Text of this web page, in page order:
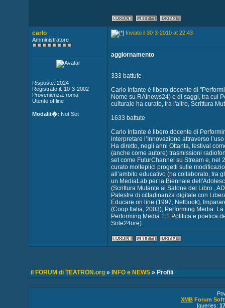
carlo
Amministratore
Risposte: 2024
Registrato il: 10-3-2002
Provenienza: roma
Utente offline
Modalit�: Not Set
Inviato il 30-3-2010 at 22:43
aggiornamento
333 battute
Carlo Infante è libero docente di
Nome su RAInews24) e di saggi, tra cui
culturale ha curato, tra l'altro, Scrittura
1633 battute
Carlo Infante è libero docente di
interpretare l’Innovazione attraverso
Ha diretto, negli anni Ottanta, festival
(anche come autore) trasmissioni
set come FuturChannel su Stream e, nel
curato molteplici progetti sulle
all’ambito educativo (ha collaborato, tra
un MediaLab per la Biennale
(Scrittura Mutante al Salone del Libro ,
Palestre di cittadinanza digitale con
Educare on line (1997, Netbook),
(Coop Italia, 2003), Performing Media.
Performing Media 1.1 Politica e poetica
Sole24ore).
il FORUM di TEATRON.org» INFO e NEWS» Profili
XMB Forum
[queries: 17